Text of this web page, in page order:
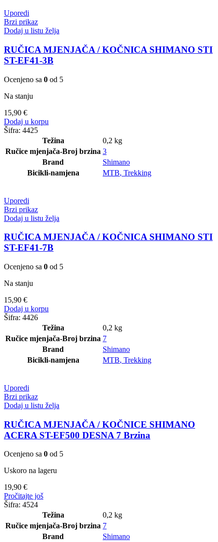
Uporedi
Brzi prikaz
Dodaj u listu želja
RUČICA MJENJAČA / KOČNICA SHIMANO STI
ST-EF41-3B
Ocenjeno sa 0 od 5
Na stanju
15,90 €
Dodaj u korpu
Šifra: 4425
Težina
0,2 kg
Ručice mjenjača-Broj brzina 3
Brand
Shimano
Bicikli-namjena
MTB, Trekking
Uporedi
Brzi prikaz
Dodaj u listu želja
RUČICA MJENJAČA / KOČNICA SHIMANO STI
ST-EF41-7B
Ocenjeno sa 0 od 5
Na stanju
15,90 €
Dodaj u korpu
Šifra: 4426
Težina
0,2 kg
Ručice mjenjača-Broj brzina 7
Brand
Shimano
Bicikli-namjena
MTB, Trekking
Uporedi
Brzi prikaz
Dodaj u listu želja
RUČICA MJENJAČA / KOČNICE SHIMANO
ACERA ST-EF500 DESNA 7 Brzina
Ocenjeno sa 0 od 5
Uskoro na lageru
19,90 €
Pročitajte još
Šifra: 4524
Težina
0,2 kg
Ručice mjenjača-Broj brzina 7
Brand
Shimano